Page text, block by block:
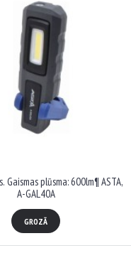
Gaismas plūsma: 600lm¶ ASTA,
A-GAL40A
GROZĀ